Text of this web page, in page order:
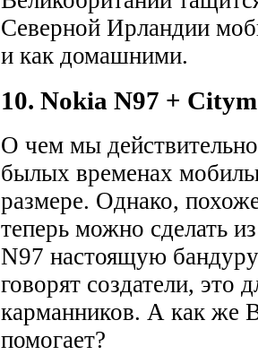
Северной Ирландии
и как домашними.
10. Nokia N97 +
О чем мы
былых временах
размере. Однако,
теперь можно сделать
N97 настоящую
говорят создатели, это
карманников. А как же
помогает?